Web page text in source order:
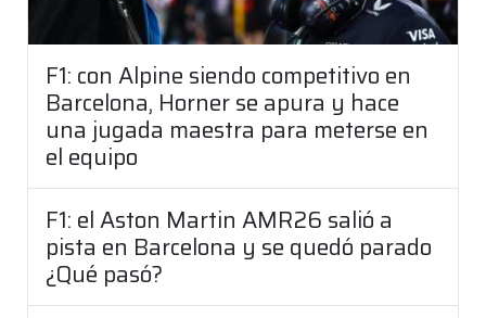
F1: con Alpine siendo competitivo en
Barcelona, Horner se apura y hace
una jugada maestra para meterse en
el equipo
F1: el Aston Martin AMR26 salió a
pista en Barcelona y se quedó parado
¿Qué pasó?